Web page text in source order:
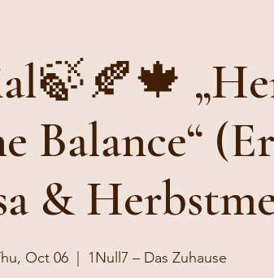
Balance“
&
Oct 06 1Null7 – Das Zuhause